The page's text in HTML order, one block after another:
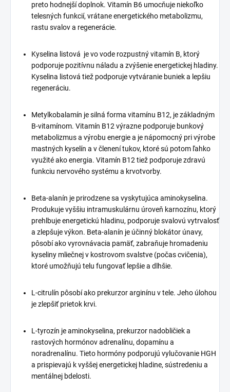
preto hodnejší doplnok. Vitamín B6 umocňuje niekoľko
telesných funkcií, vrátane energetického metabolizmu,
rastu svalov a regenerácie.
Kyselina listová je vo vode rozpustný vitamín B, ktorý
podporuje pozitívnu náladu a zvýšenie energetickej hladiny.
Kyselina listová tiež podporuje vytváranie buniek a lepšiu
regeneráciu.
Metylkobalamín je silná forma vitamínu B12, je základným
B-vitamínom. Vitamín B12 výrazne podporuje bunkový
metabolizmus a výrobu energie a je nápomocný pri výrobe
mastných kyselín a v členení tukov, ktoré sú potom ľahko
využité ako energia. Vitamín B12 tiež podporuje zdravú
funkciu nervového systému a krvotvorby.
Beta-alanín je prirodzene sa vyskytujúca aminokyselina.
Produkuje vyššiu intramuskulárnu úroveň karnozínu, ktorý
prehlbuje energetickú hladinu, podporuje svalovú vytrvalosť
a zlepšuje výkon. Beta-alanín je účinný blokátor únavy,
pôsobí ako vyrovnávacia pamäť, zabraňuje hromadeniu
kyseliny mliečnej v kostrovom svalstve (počas cvičenia),
ktoré umožňujú telu fungovať lepšie a dlhšie.
L-citrulín pôsobí ako prekurzor arginínu v tele. Jeho úlohou
je zlepšiť prietok krvi.
L-tyrozín je aminokyselina, prekurzor nadobličiek a
rastových hormónov adrenalínu, dopamínu a
noradrenalínu. Tieto hormóny podporujú vylučovanie HGH
a prispievajú k vyššej energetickej hladine, sústredeniu a
mentálnej bdelosti.